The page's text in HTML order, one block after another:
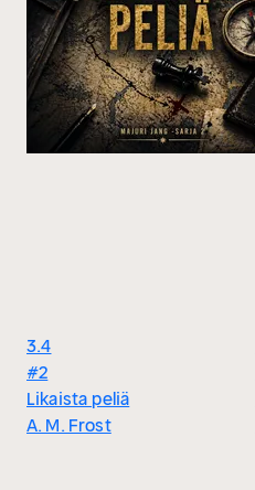
3.4
#2
Likaista peliä
A. M. Frost